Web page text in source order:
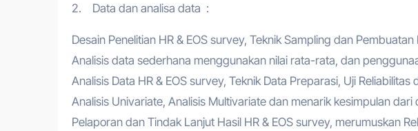
2. Data dan analisa data :
Desain Penelitian HR & EOS survey, Teknik Sampling dan Pembuatan
Analisis data sederhana menggunakan nilai rata-rata, dan
Analisis Data HR & EOS survey, Teknik Data Preparasi, Uji Reliabilitas
Analisis Univariate, Analisis Multivariate dan menarik kesimpulan dari
Pelaporan dan Tindak Lanjut Hasil HR & EOS survey, merumuskan